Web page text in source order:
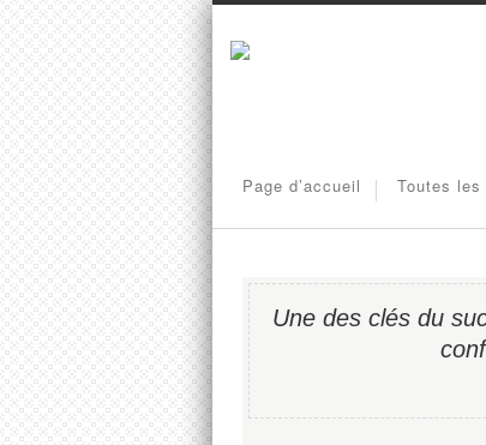
Page d’accueil Toutes
Une des clés du